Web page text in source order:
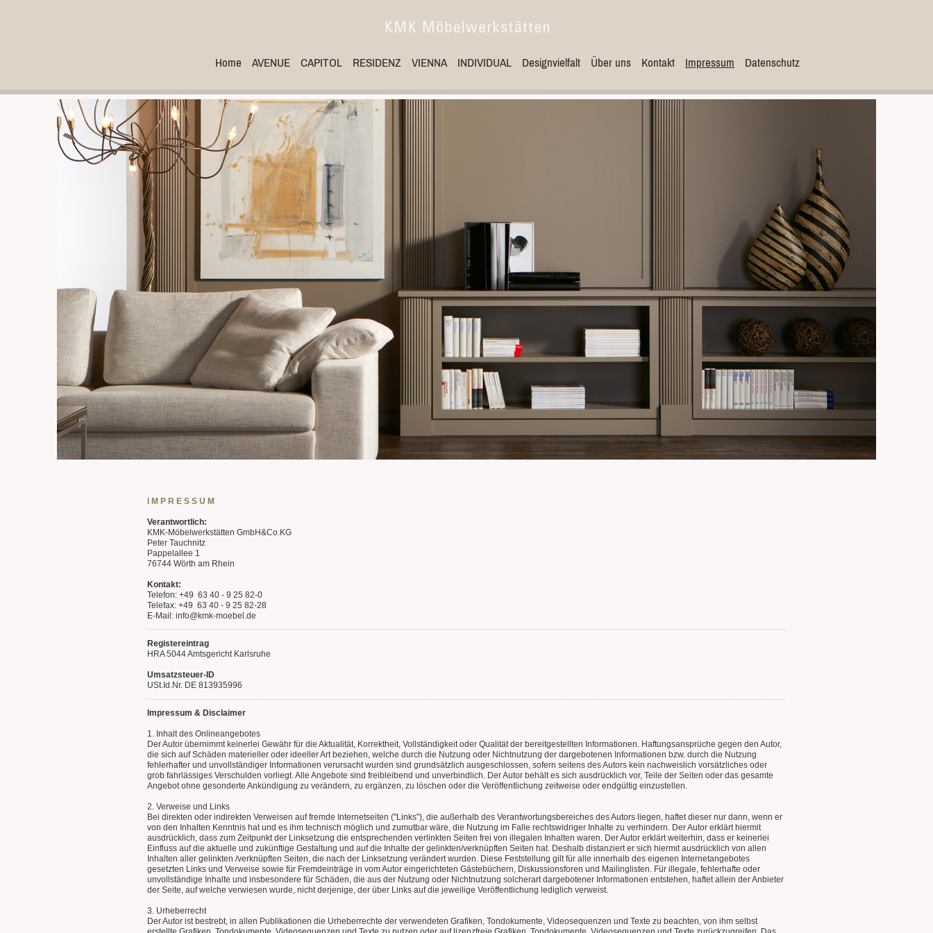
Home AVENUE CAPITOL RESIDENZ VIENNA INDIVIDUAL Designvielfalt Über uns Kontakt Impressum Datenschutz
I M P R E S S U M
Verantwortlich:
KMK-Möbelwerkstätten GmbH&Co.KG
Peter Tauchnitz
Pappelallee 1
76744 Wörth am Rhein
Kontakt:
Telefon: +49 63 40 - 9 25 82-0
Telefax: +49 63 40 - 9 25 82-28
E-Mail: info@kmk-moebel.de
Registereintrag
HRA 5044 Amtsgericht Karlsruhe
Umsatzsteuer-ID
USt.Id.Nr. DE 813935996
Impressum & Disclaimer
1. Inhalt des Onlineangebotes
Der Autor übernimmt keinerlei Gewähr für die Aktualität, Korrektheit, Vollständigkeit oder Qualität der bereitgestellten Informationen. Haftungsansprüche gegen den Autor,
die sich auf Schäden materieller oder ideeller Art beziehen, welche durch die Nutzung oder Nichtnutzung der dargebotenen Informationen bzw. durch die Nutzung
fehlerhafter und unvollständiger Informationen verursacht wurden sind grundsätzlich ausgeschlossen, sofern seitens des Autors kein nachweislich vorsätzliches oder
grob fahrlässiges Verschulden vorliegt. Alle Angebote sind freibleibend und unverbindlich. Der Autor behält es sich ausdrücklich vor, Teile der Seiten oder das gesamte
Angebot ohne gesonderte Ankündigung zu verändern, zu ergänzen, zu löschen oder die Veröffentlichung zeitweise oder endgültig einzustellen.
2. Verweise und Links
Bei direkten oder indirekten Verweisen auf fremde Internetseiten ("Links"), die außerhalb des Verantwortungsbereiches des Autors liegen, haftet dieser nur dann, wenn er
von den Inhalten Kenntnis hat und es ihm technisch möglich und zumutbar wäre, die Nutzung im Falle rechtswidriger Inhalte zu verhindern. Der Autor erklärt hiermit
ausdrücklich, dass zum Zeitpunkt der Linksetzung die entsprechenden verlinkten Seiten frei von illegalen Inhalten waren. Der Autor erklärt weiterhin, dass er keinerlei
Einfluss auf die aktuelle und zukünftige Gestaltung und auf die Inhalte der gelinkten/verknüpften Seiten hat. Deshalb distanziert er sich hiermit ausdrücklich von allen
Inhalten aller gelinkten /verknüpften Seiten, die nach der Linksetzung verändert wurden. Diese Feststellung gilt für alle innerhalb des eigenen Internetangebotes
gesetzten Links und Verweise sowie für Fremdeinträge in vom Autor eingerichteten Gästebüchern, Diskussionsforen und Mailinglisten. Für illegale, fehlerhafte oder
unvollständige Inhalte und insbesondere für Schäden, die aus der Nutzung oder Nichtnutzung solcherart dargebotener Informationen entstehen, haftet allein der Anbieter
der Seite, auf welche verwiesen wurde, nicht derjenige, der über Links auf die jeweilige Veröffentlichung lediglich verweist.
3. Urheberrecht
Der Autor ist bestrebt, in allen Publikationen die Urheberrechte der verwendeten Grafiken, Tondokumente, Videosequenzen und Texte zu beachten, von ihm selbst